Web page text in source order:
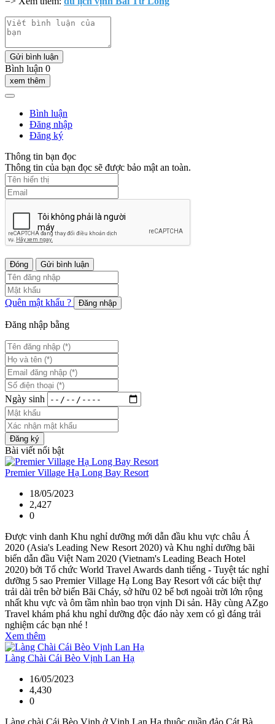
Gửi bình luận
Bình luận 0
xem thêm
Bình luận
Đăng nhập
Đăng ký
Thông tin bạn đọc
Thông tin của bạn đọc sẽ được bảo mật an toàn.
Đóng Gửi bình luận
Quên mật khẩu ? Đăng nhập
Đăng nhập bằng
Ngày sinh
Đăng ký
Bài viết nổi bật
Premier Village Hạ Long Bay Resort
18/05/2023
2,427
0
Được vinh danh Khu nghỉ dưỡng mới dẫn đầu khu vực châu Á
2020 (Asia's Leading New Resort 2020) và Khu nghỉ dưỡng bãi
biển dẫn đầu Việt Nam 2020 (Vietnam's Leading Beach Hotel
2020) bởi Tổ chức World Travel Awards danh tiếng - Tuyệt tác nghỉ
dưỡng 5 sao Premier Village Hạ Long Bay Resort với các biệt thự
trải dài trên bờ biển Bãi Cháy, sở hữu 02 bể bơi ngoài trời lớn rộng
nhất khu vực và ôm tầm nhìn bao trọn vịnh Di sản. Hãy cùng AZgo
Travel khám phá khu nghỉ dưỡng độc đáo này xem có gì đáng trải
nghiệm các bạn nhé !
Xem thêm
Làng Chài Cái Bèo Vịnh Lan Hạ
16/05/2023
4,430
0